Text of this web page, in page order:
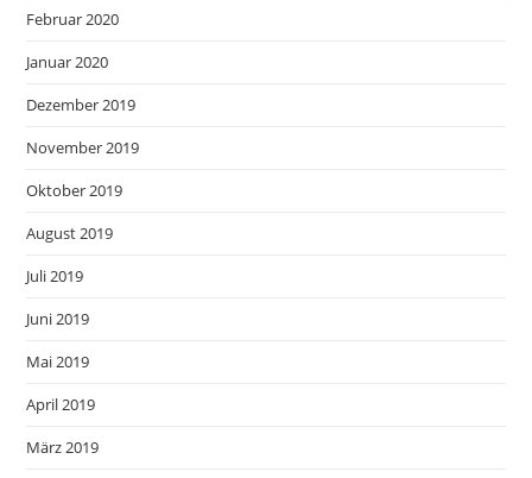
Februar 2020
Januar 2020
Dezember 2019
November 2019
Oktober 2019
August 2019
Juli 2019
Juni 2019
Mai 2019
April 2019
März 2019